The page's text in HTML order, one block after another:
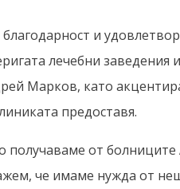
и
лечебни
Марков, като
предоставя.
получаваме от
че имаме нужда от